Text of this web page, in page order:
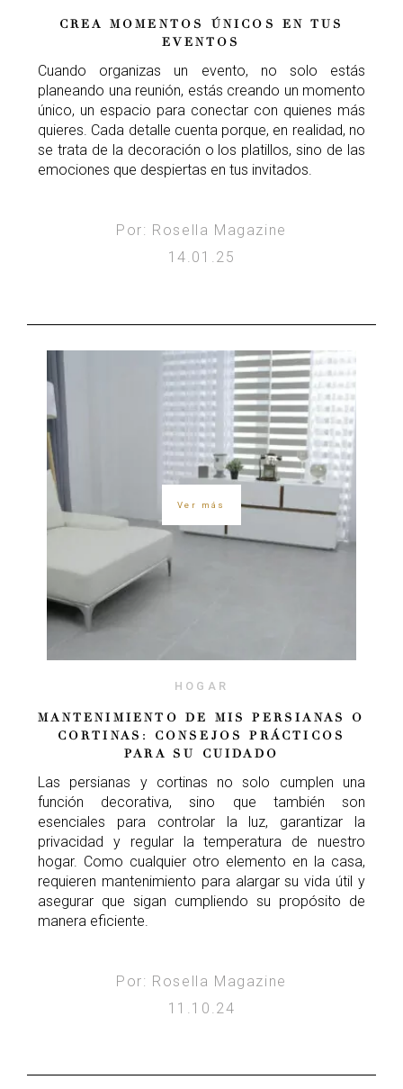
CREA MOMENTOS ÚNICOS EN TUS
EVENTOS
Cuando organizas un evento, no solo estás
planeando una reunión, estás creando un momento
único, un espacio para conectar con quienes más
quieres. Cada detalle cuenta porque, en realidad, no
se trata de la decoración o los platillos, sino de las
emociones que despiertas en tus invitados.
Por: Rosella Magazine
14.01.25
Ver más
HOGAR
MANTENIMIENTO DE MIS PERSIANAS O
CORTINAS: CONSEJOS PRÁCTICOS
PARA SU CUIDADO
Las persianas y cortinas no solo cumplen una
función decorativa, sino que también son
esenciales para controlar la luz, garantizar la
privacidad y regular la temperatura de nuestro
hogar. Como cualquier otro elemento en la casa,
requieren mantenimiento para alargar su vida útil y
asegurar que sigan cumpliendo su propósito de
manera eficiente.
Por: Rosella Magazine
11.10.24